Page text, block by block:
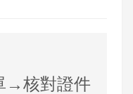
→核對證件